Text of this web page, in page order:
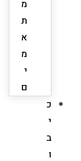
מ
ת
א
מ
י
ם
כ
י
ב
ו